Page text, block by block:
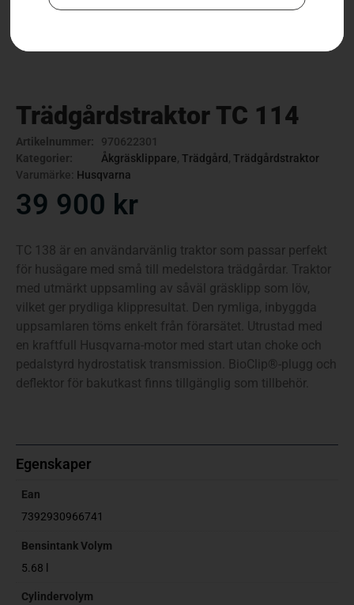
Trädgårdstraktor TC 114
Artikelnummer:
970622301
Kategorier:
Åkgräsklippare, Trädgård , Trädgårdstraktor
Varumärke: Husqvarna
39 900 kr
TC 138 är en användarvänlig traktor som passar perfekt
för husägare med små till medelstora trädgårdar. Traktor
med utmärkt uppsamling av såväl gräsklipp som löv,
vilket ger prydliga klippresultat. Den rymliga, inbyggda
uppsamlaren töms enkelt från förarsätet. Utrustad med
en kraftfull Husqvarna-motor med start utan choke och
pedalstyrd hydrostatisk transmission. BioClip®-plugg och
deflektor för bakutkast finns tillgänglig som tillbehör.
Egenskaper
Ean
7392930966741
Bensintank Volym
5.68 l
Cylindervolym